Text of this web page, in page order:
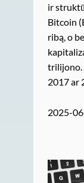
ir
Bitcoin
ribą, o
trilijono.
2017 ar
2025-